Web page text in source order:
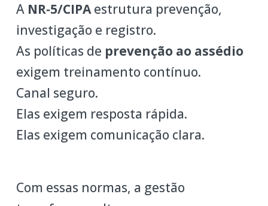
A NR‑5/CIPAestrutura prevenção,
investigação e registro.
As políticas de prevenção ao assédio
exigem treinamento contínuo.
Canal seguro.
Elas exigem resposta rápida.
Elas exigem comunicação clara.
Com essas normas, a gestão